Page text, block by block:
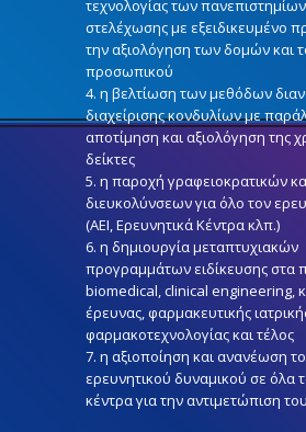
τεχνολογίας των
στελέχωσης με εξειδικευμένο
την αξιολόγηση των δομών και
προσωπικού
4. η βελτίωση των μεθόδων
διαχείρισης κονδυλίων με
αποτίμηση και αξιολόγηση της
δείκτες
5. η παροχή γραφειοκρατικών
διευκολύνσεων για όλο τον
(ΑΕΙ, Ερευνητικά Κέντρα κλπ.)
6. η δημιουργία μεταπτυχιακών
προγραμμάτων ειδίκευσης στα
biomedical, clinical engineering,
έρευνας, φαρμακευτικής
φαρμακοτεχνολογίας και τέλος
7. η αξιοποίηση και ανανέωση
ερευνητικού δυναμικού σε όλα
κέντρα για την αντιμετώπιση